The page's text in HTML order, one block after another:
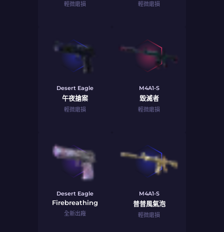
輕微磨損 輕微磨損
Desert Eagle
午夜搶案
輕微磨損
M4A1-S
毀滅者
輕微磨損
Desert Eagle
Firebreathing
全新出廠
M4A1-S
普普風氣泡
輕微磨損